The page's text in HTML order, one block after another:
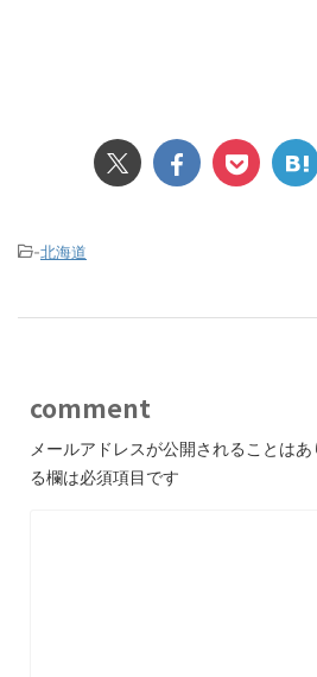
-北海道
comment
メールアドレスが公開されることはあ
る欄は必須項目です